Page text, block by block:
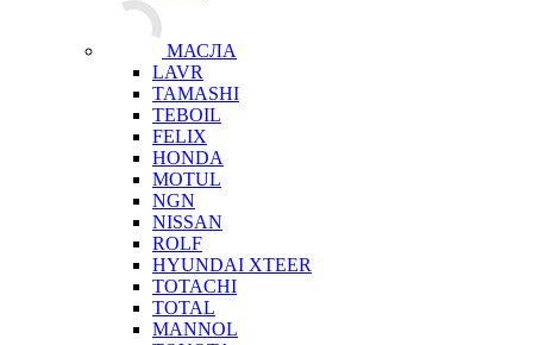
МАСЛА
LAVR
TAMASHI
TEBOIL
FELIX
HONDA
MOTUL
NGN
NISSAN
ROLF
HYUNDAI XTEER
TOTACHI
TOTAL
MANNOL